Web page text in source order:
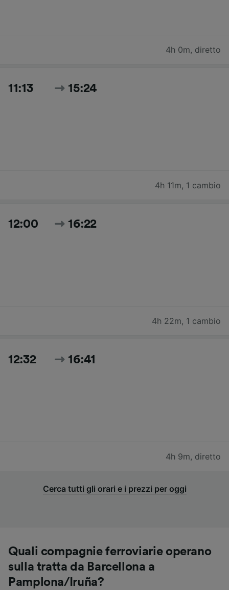
4h 0m, diretto
11:13 15:24
4h 11m, 1 cambio
12:00 16:22
4h 22m, 1 cambio
12:32 16:41
4h 9m, diretto
Cerca tutti gli orari e i prezzi per oggi
Quali compagnie ferroviarie operano
sulla tratta da Barcellona a
Pamplona/Iruña?